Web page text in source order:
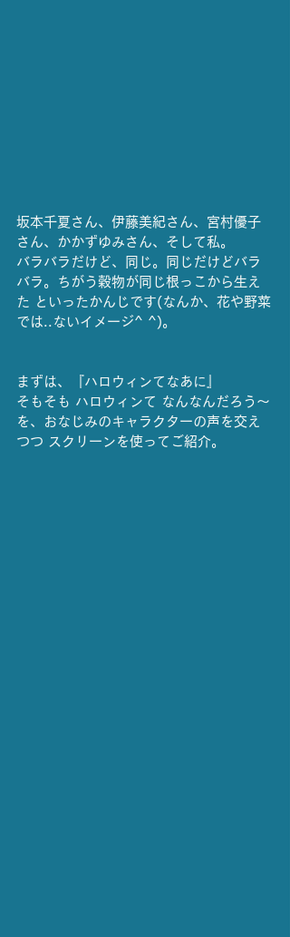
坂本千夏さん、伊藤美紀さん、宮村優子
さん、かかずゆみさん、そして私。
バラバラだけど、同じ。同じだけどバラ
バラ。ちがう穀物が同じ根っこから生え
た といったかんじです(なんか、花や野菜
では..ないイメージ^ ^)。
まずは、『ハロウィンてなあに』
そもそも ハロウィンて なんなんだろう～
を、おなじみのキャラクターの声を交え
つつ スクリーンを使ってご紹介。